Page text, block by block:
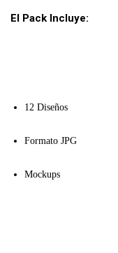
El Pack Incluye:
12 Diseños
Formato JPG
Mockups